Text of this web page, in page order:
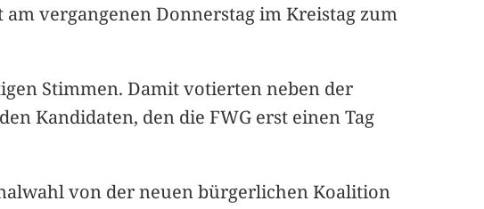
vergangenen Donnerstag im Kreistag zum
Stimmen. Damit votierten neben der
Kandidaten, den die FWG erst einen Tag
von der neuen bürgerlichen Koalition